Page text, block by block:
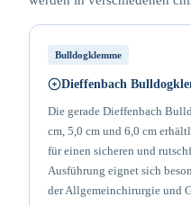
Bulldogklemme
Dieffenbach
Die gerade Dieffenbach
cm, 5,0 cm und 6,0 cm
für einen sicheren und
Ausführung eignet sich
der Allgemeinchirurgie und